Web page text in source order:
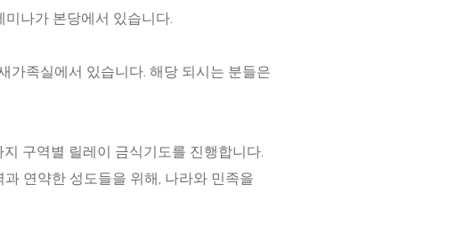
나가 본당에서 있습니다.
가족실에서 있습니다. 해당 되시는 분들은
구역별 릴레이 금식기도를 진행합니다.
연약한 성도들을 위해, 나라와 민족을